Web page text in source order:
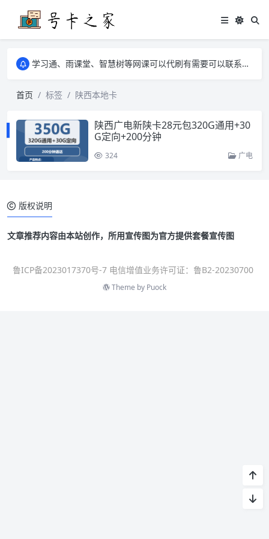
学习通、雨课堂、智慧树等网课可以代刷有需要可以联系邮箱i@tuzi.la
学习通、雨课堂、智慧树等网课可以代刷有需要可以联系邮箱i@tuzi.la
首页
标签 陕西本地卡
陕西广电新陕卡28元包320G通用+30
G定向+200分钟
324 广电
版权说明
文章推荐内容由本站创作，所用宣传图为官方提供套餐宣传图
鲁ICP备2023017370号-7 电信增值业务许可证：鲁B2-20230700
Theme by Puock